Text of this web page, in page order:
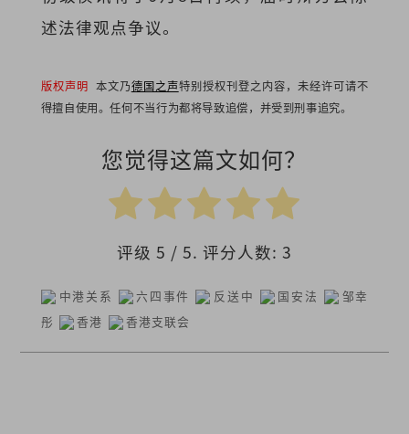
述法律观点争议。
版权声明 本文乃德国之声特别授权刊登之内容，未经许可请不
得擅自使用。任何不当行为都将导致追偿，并受到刑事追究。
您觉得这篇文如何？
评级 5 / 5. 评分人数: 3
中港关系 六四事件 反送中 国安法
邹幸
彤
香港 香港支联会